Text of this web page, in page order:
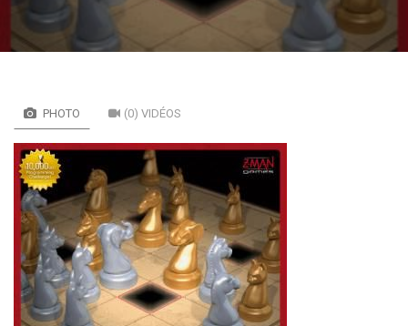
PHOTO (0) VIDÉOS